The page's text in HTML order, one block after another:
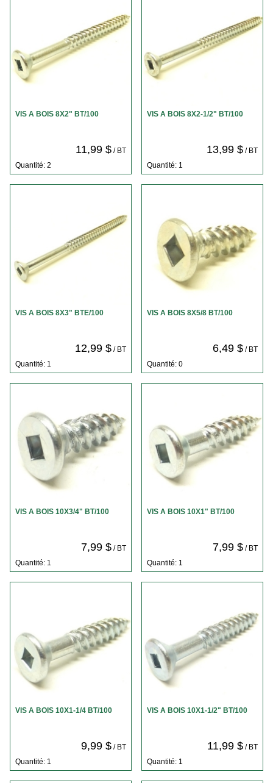
VIS A BOIS 8X2" BT/100
11,99 $/ BT
Quantité: 2
VIS A BOIS 8X2-1/2" BT/100
13,99 $/ BT
Quantité: 1
VIS A BOIS 8X3" BTE/100
12,99 $/ BT
Quantité: 1
VIS A BOIS 8X5/8 BT/100
6,49 $/ BT
Quantité: 0
VIS A BOIS 10X3/4" BT/100
7,99 $/ BT
Quantité: 1
VIS A BOIS 10X1" BT/100
7,99 $/ BT
Quantité: 1
VIS A BOIS 10X1-1/4 BT/100
9,99 $/ BT
Quantité: 1
VIS A BOIS 10X1-1/2" BT/100
11,99 $/ BT
Quantité: 1